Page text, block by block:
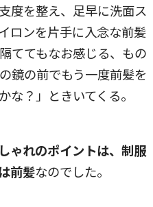
度を整え、足早に洗面ス
ロンを片手に入念な前髪
ててもなお感じる、もの
鏡の前でもう一度前髪を
な？」ときいてくる。
ゃれのポイントは、制服
前髪なのでした。